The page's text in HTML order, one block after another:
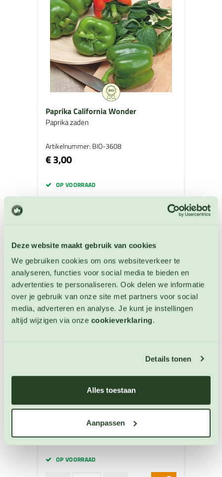
Deze website maakt gebruik van cookies
We gebruiken cookies om ons websiteverkeer te
analyseren, functies voor social media te bieden en
advertenties te personaliseren. Ook delen we informatie
over je gebruik van onze site met partners voor social
media, adverteren en analyse. Je kunt je instellingen
altijd wijzigen via onze cookieverklaring.
Details tonen
Alles toestaan
Aanpassen
Paprika California Wonder
Paprika zaden
Artikelnummer: BIO-3608
€ 3,00
OP VOORRAAD
Paprika California Wonder Golden
Paprika zaden
Artikelnummer: BIO-4640
€ 4,30
OP VOORRAAD